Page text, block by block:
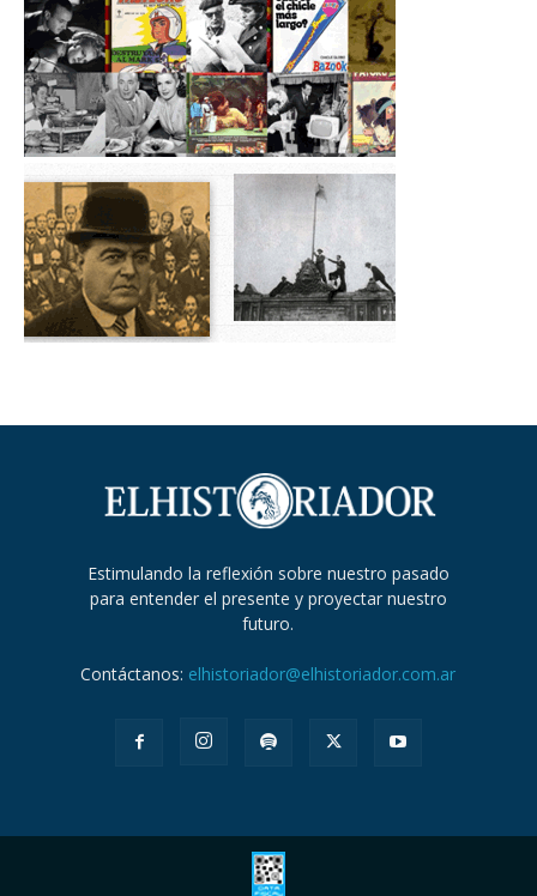
Estimulando la reflexión sobre nuestro pasado
para entender el presente y proyectar nuestro
futuro.
Contáctanos: elhistoriador@elhistoriador.com.ar